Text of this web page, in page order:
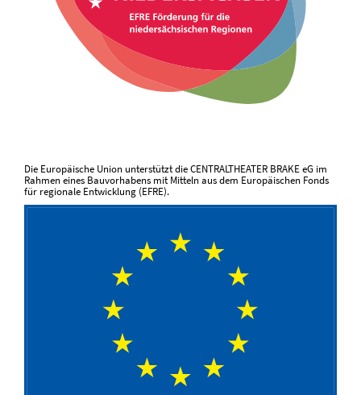
Die Europäische Union unterstützt die CENTRALTHEATER BRAKE eG im
Rahmen eines Bauvorhabens mit Mitteln aus dem Europäischen Fonds
für regionale Entwicklung (EFRE).